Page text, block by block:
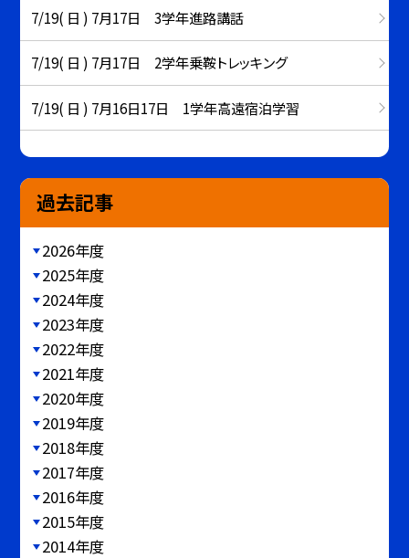
7/19( 日 ) 7月17日 3学年進路講話
7/19( 日 ) 7月17日 2学年乗鞍トレッキング
7/19( 日 ) 7月16日17日 1学年高遠宿泊学習
過去記事
2026年度
2025年度
2024年度
2023年度
2022年度
2021年度
2020年度
2019年度
2018年度
2017年度
2016年度
2015年度
2014年度